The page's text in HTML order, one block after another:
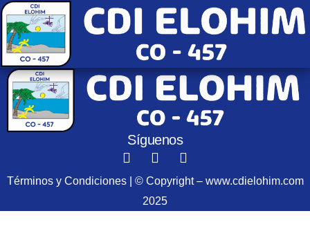
Síguenos
Términos y Condiciones | © Copyright – www.cdielohim.com
2025